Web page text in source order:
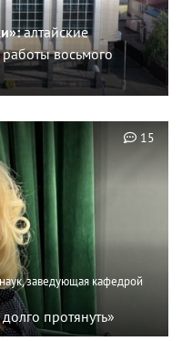
алтайские
восьмого
заведующая кафедрой
протянуть»
15